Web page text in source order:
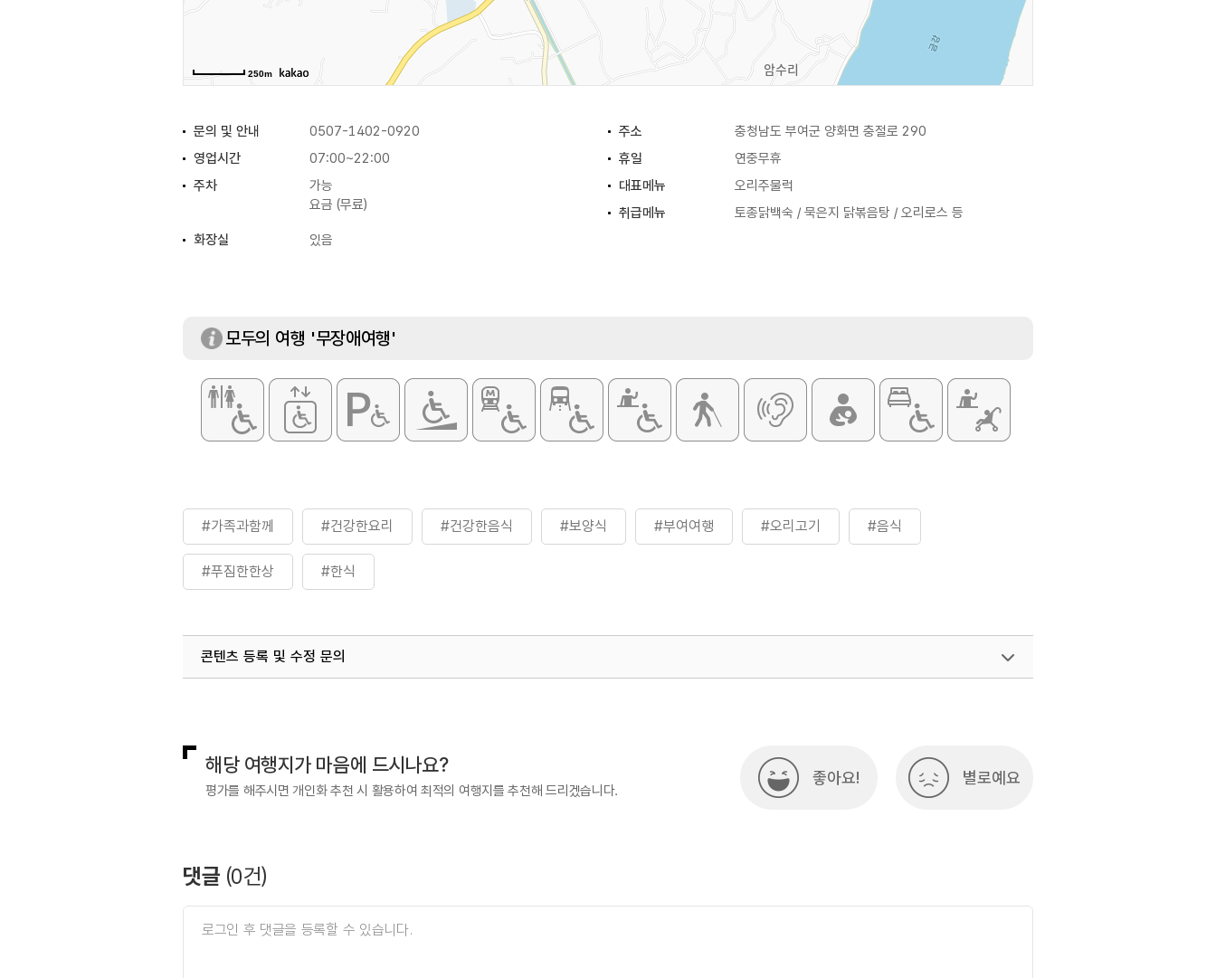
250m
문의 및 안내 0507-1402-0920 주소
충청남도 부여군 양화면 충절로 290
영업시간
07:00~22:00 휴일
연중무휴
주차
가능
요금 (무료)
대표메뉴
오리주물럭
취급메뉴
토종닭백숙 / 묵은지 닭볶음탕 / 오리로스 등
화장실
있음
모두의 여행 '무장애여행'
#가족과함께 #건강한요리 #건강한음식 #보양식 #부여여행 #오리고기 #음식
#푸짐한한상 #한식
콘텐츠 등록 및 수정 문의
해당 여행지가 마음에 드시나요?
평가를 해주시면 개인화 추천 시 활용하여 최적의 여행지를 추천해 드리겠습니다.
좋아요! 별로예요
댓글 (0건)